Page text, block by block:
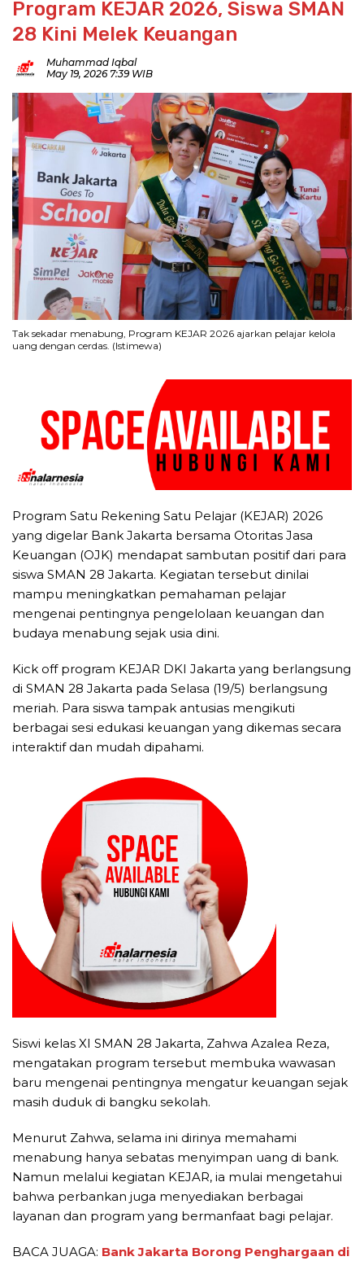
Program KEJAR 2026, Siswa SMAN
28 Kini Melek Keuangan
Muhammad Iqbal
May 19, 2026 7:39 WIB
Tak sekadar menabung, Program KEJAR 2026 ajarkan pelajar kelola
uang dengan cerdas. (Istimewa)
Program Satu Rekening Satu Pelajar (KEJAR) 2026
yang digelar Bank Jakarta bersama Otoritas Jasa
Keuangan (OJK) mendapat sambutan positif dari para
siswa SMAN 28 Jakarta. Kegiatan tersebut dinilai
mampu meningkatkan pemahaman pelajar
mengenai pentingnya pengelolaan keuangan dan
budaya menabung sejak usia dini.
Kick off program KEJAR DKI Jakarta yang berlangsung
di SMAN 28 Jakarta pada Selasa (19/5) berlangsung
meriah. Para siswa tampak antusias mengikuti
berbagai sesi edukasi keuangan yang dikemas secara
interaktif dan mudah dipahami.
Siswi kelas XI SMAN 28 Jakarta, Zahwa Azalea Reza,
mengatakan program tersebut membuka wawasan
baru mengenai pentingnya mengatur keuangan sejak
masih duduk di bangku sekolah.
Menurut Zahwa, selama ini dirinya memahami
menabung hanya sebatas menyimpan uang di bank.
Namun melalui kegiatan KEJAR, ia mulai mengetahui
bahwa perbankan juga menyediakan berbagai
layanan dan program yang bermanfaat bagi pelajar.
BACA JUAGA: Bank Jakarta Borong Penghargaan di